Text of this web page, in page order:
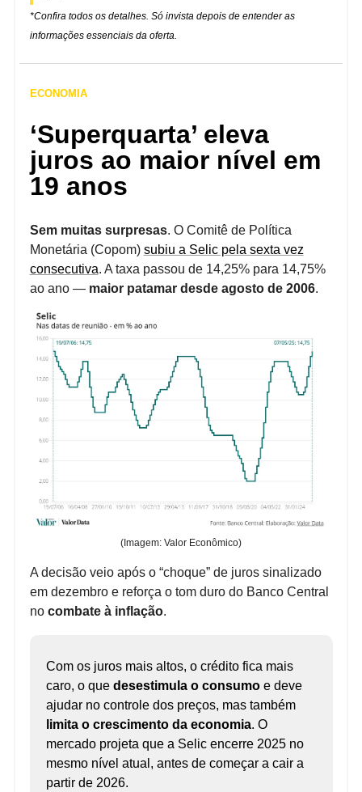
*Confira todos os detalhes. Só invista depois de entender as
informações essenciais da oferta.
ECONOMIA
‘Superquarta’ eleva
juros ao maior nível em
19 anos
Sem muitas surpresas. O Comitê de Política
Monetária (Copom) subiu a Selic pela sexta vez
consecutiva. A taxa passou de 14,25% para 14,75%
ao ano — maior patamar desde agosto de 2006.
(Imagem: Valor Econômico)
A decisão veio após o “choque” de juros sinalizado
em dezembro e reforça o tom duro do Banco Central
no combate à inflação.
Com os juros mais altos, o crédito fica mais
caro, o que desestimula o consumoe deve
ajudar no controle dos preços, mas também
limita o crescimento da economia. O
mercado projeta que a Selic encerre 2025 no
mesmo nível atual, antes de começar a cair a
partir de 2026.